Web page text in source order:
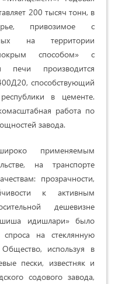
200 тысяч тонн, в
привозимое с
на территории
способом» с
печи производится
способствующий
в цементе.
работа по
завода.
применяемым
на транспорте
прозрачности,
к активным
дешевизне
шиша идишлари» было
спроса на стеклянную
используя в
пески, известняк и
содового завода,